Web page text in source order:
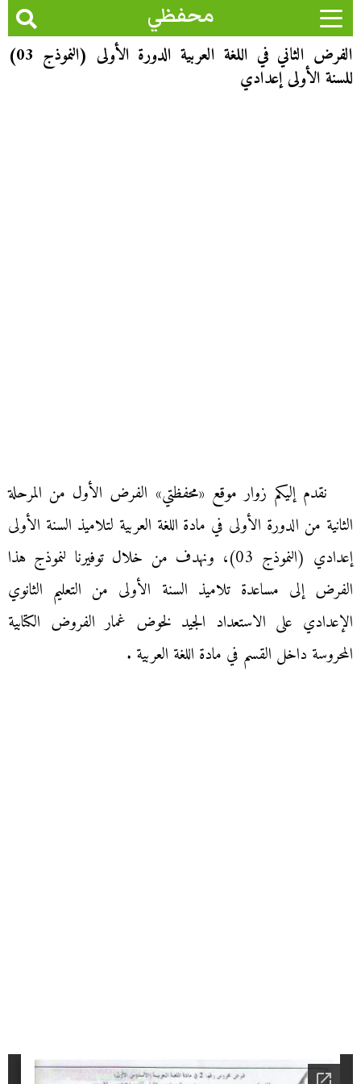
محفظي
الفرض الثاني في اللغة العربية الدورة الأولى (النموذج 03)
للسنة الأولى إعدادي
نقدم إليكم زوار موقع «محفظتي» الفرض الأول من المرحلة
الثانية من الدورة الأولى في مادة اللغة العربية لتلاميذ السنة الأولى
إعدادي (النموذج 03)، ونهدف من خلال توفيرنا لنموذج هذا
الفرض إلى مساعدة تلاميذ السنة الأولى من التعليم الثانوي
الإعدادي على الاستعداد الجيد لخوض غمار الفروض الكتابية
المحروسة داخل القسم في مادة اللغة العربية .